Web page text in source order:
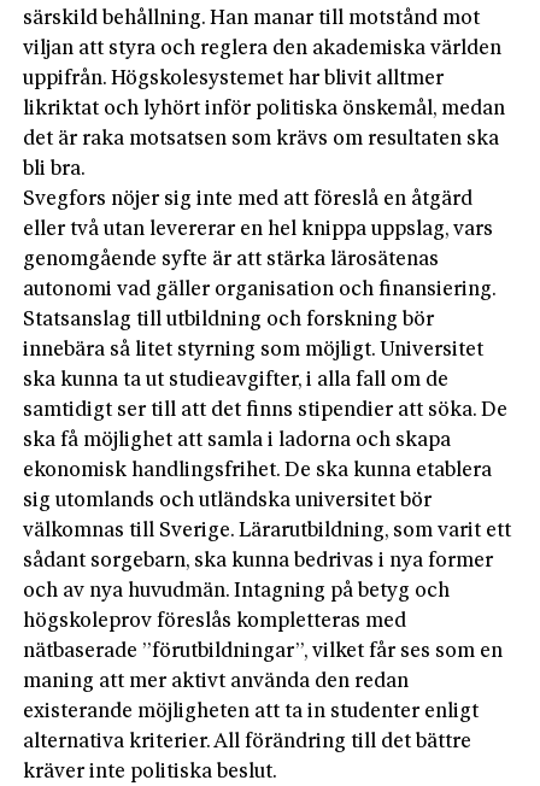
särskild behållning. Han manar till motstånd mot
viljan att styra och reglera den akademiska världen
uppifrån. Högskolesystemet har blivit alltmer
likriktat och lyhört inför politiska önskemål, medan
det är raka motsatsen som krävs om resultaten ska
bli bra.
Svegfors nöjer sig inte med att föreslå en åtgärd
eller två utan levererar en hel knippa uppslag, vars
genomgående syfte är att stärka läro­sätenas
autonomi vad gäller organisation och finansiering.
Statsanslag till utbildning och forskning bör
innebära så litet styrning som möjligt. Universitet
ska kunna ta ut studieavgifter, i alla fall om de
samtidigt ser till att det finns stipendier­ att söka. De
ska få möjlighet att samla i ladorna och skapa
ekonomisk handlingsfrihet. De ska kunna etablera
sig utomlands och utländska universitet bör
välkomnas till Sverige. Lärarutbildning, som varit ett
sådant sorgebarn, ska kunna bedrivas i nya former
och av nya huvudmän. Intagning på betyg och
högskoleprov föreslås kompletteras med
nätbaserade ”förutbildningar”, vilket får ses som en
maning att mer aktivt använda den redan
existerande möjligheten att ta in studenter enligt
alternativa kriterier. All förändring till det bättre
kräver inte politiska beslut.